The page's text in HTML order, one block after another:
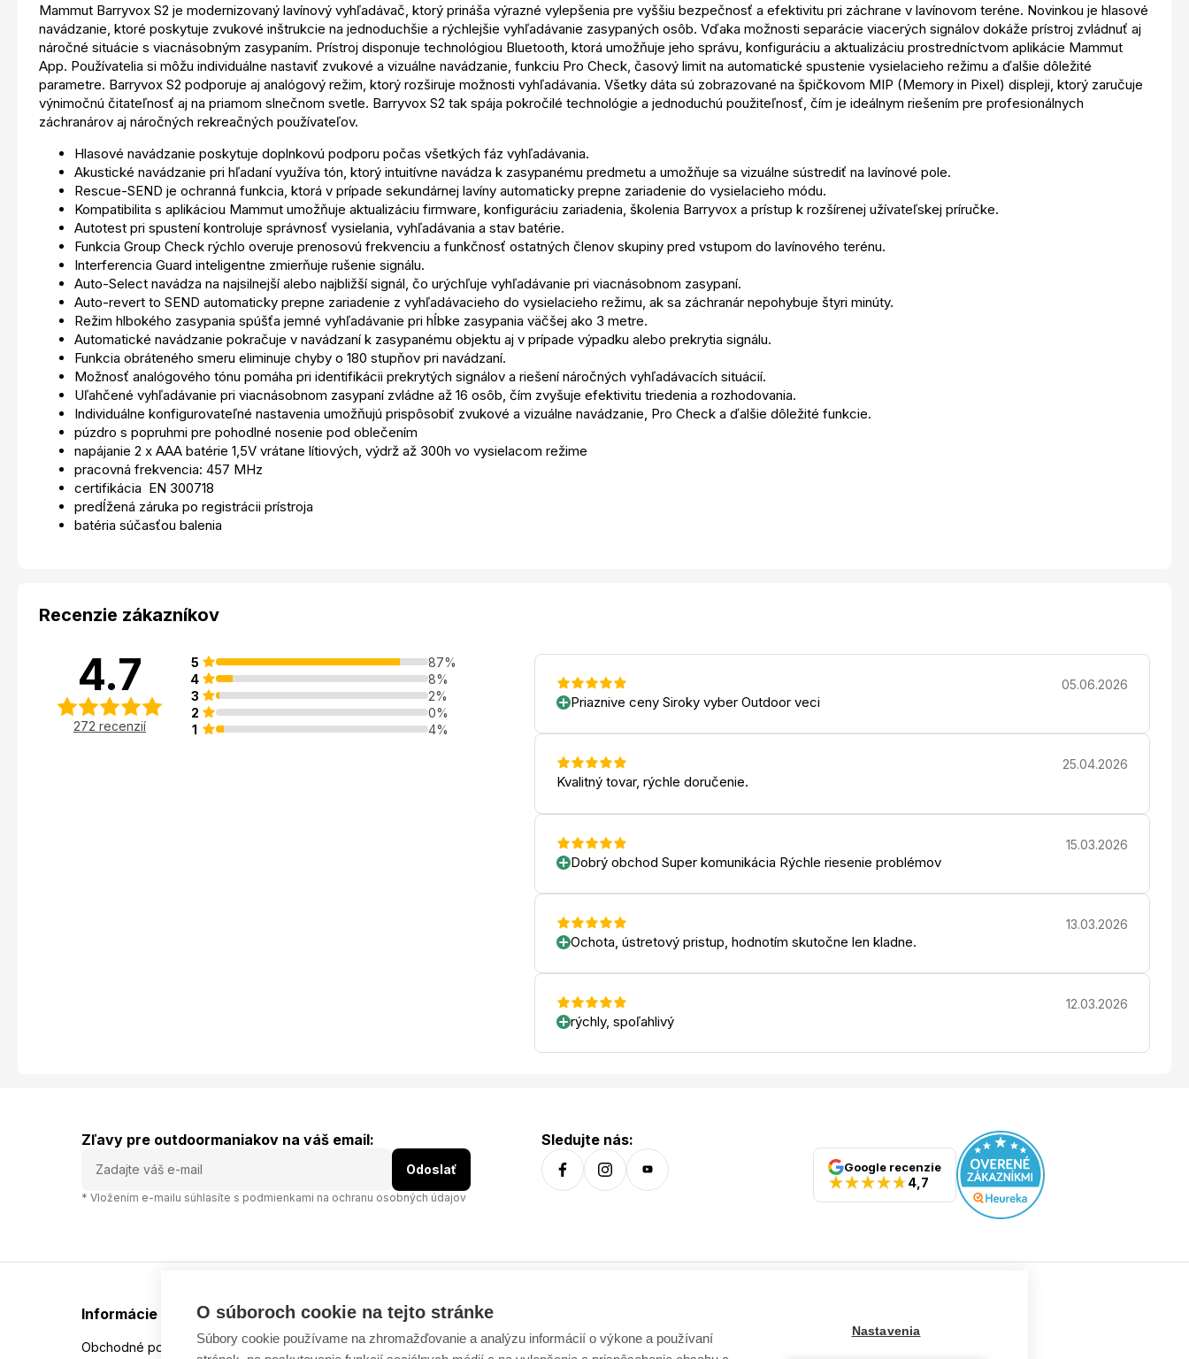
Mammut Barryvox S2 je modernizovaný lavínový vyhľadávač, ktorý prináša výrazné vylepšenia pre vyššiu bezpečnosť a efektivitu pri záchrane v lavínovom teréne. Novinkou je hlasové
navádzanie, ktoré poskytuje zvukové inštrukcie na jednoduchšie a rýchlejšie vyhľadávanie zasypaných osôb. Vďaka možnosti separácie viacerých signálov dokáže prístroj zvládnuť aj
náročné situácie s viacnásobným zasypaním. Prístroj disponuje technológiou Bluetooth, ktorá umožňuje jeho správu, konfiguráciu a aktualizáciu prostredníctvom aplikácie Mammut
App. Používatelia si môžu individuálne nastaviť zvukové a vizuálne navádzanie, funkciu Pro Check, časový limit na automatické spustenie vysielacieho režimu a ďalšie dôležité
parametre. Barryvox S2 podporuje aj analógový režim, ktorý rozširuje možnosti vyhľadávania. Všetky dáta sú zobrazované na špičkovom MIP (Memory in Pixel) displeji, ktorý zaručuje
výnimočnú čitateľnosť aj na priamom slnečnom svetle. Barryvox S2 tak spája pokročilé technológie a jednoduchú použiteľnosť, čím je ideálnym riešením pre profesionálnych
záchranárov aj náročných rekreačných používateľov.
Hlasové navádzanie poskytuje doplnkovú podporu počas všetkých fáz vyhľadávania.
Akustické navádzanie pri hľadaní využíva tón, ktorý intuitívne navádza k zasypanému predmetu a umožňuje sa vizuálne sústrediť na lavínové pole.
Rescue-SEND je ochranná funkcia, ktorá v prípade sekundárnej lavíny automaticky prepne zariadenie do vysielacieho módu.
Kompatibilita s aplikáciou Mammut umožňuje aktualizáciu firmware, konfiguráciu zariadenia, školenia Barryvox a prístup k rozšírenej užívateľskej príručke.
Autotest pri spustení kontroluje správnosť vysielania, vyhľadávania a stav batérie.
Funkcia Group Check rýchlo overuje prenosovú frekvenciu a funkčnosť ostatných členov skupiny pred vstupom do lavínového terénu.
Interferencia Guard inteligentne zmierňuje rušenie signálu.
Auto-Select navádza na najsilnejší alebo najbližší signál, čo urýchľuje vyhľadávanie pri viacnásobnom zasypaní.
Auto-revert to SEND automaticky prepne zariadenie z vyhľadávacieho do vysielacieho režimu, ak sa záchranár nepohybuje štyri minúty.
Režim hlbokého zasypania spúšťa jemné vyhľadávanie pri hĺbke zasypania väčšej ako 3 metre.
Automatické navádzanie pokračuje v navádzaní k zasypanému objektu aj v prípade výpadku alebo prekrytia signálu.
Funkcia obráteného smeru eliminuje chyby o 180 stupňov pri navádzaní.
Možnosť analógového tónu pomáha pri identifikácii prekrytých signálov a riešení náročných vyhľadávacích situácií.
Uľahčené vyhľadávanie pri viacnásobnom zasypaní zvládne až 16 osôb, čím zvyšuje efektivitu triedenia a rozhodovania.
Individuálne konfigurovateľné nastavenia umožňujú prispôsobiť zvukové a vizuálne navádzanie, Pro Check a ďalšie dôležité funkcie.
púzdro s popruhmi pre pohodlné nosenie pod oblečením
napájanie 2 x AAA batérie 1,5V vrátane lítiových, výdrž až 300h vo vysielacom režime
pracovná frekvencia: 457 MHz
certifikácia EN 300718
predĺžená záruka po registrácii prístroja
batéria súčasťou balenia
Recenzie zákazníkov
4.7
272 recenzií
5
87%
4
8%
3
2%
2
0%
1
4%
05.06.2026
Priaznive ceny Siroky vyber Outdoor veci
25.04.2026
Kvalitný tovar, rýchle doručenie.
15.03.2026
Dobrý obchod Super komunikácia Rýchle riesenie problémov
13.03.2026
Ochota, ústretový pristup, hodnotím skutočne len kladne.
12.03.2026
rýchly, spoľahlivý
Zľavy pre outdoormaniakov na váš email:
Odoslať
* Vložením e-mailu súhlasíte s podmienkami na ochranu osobných údajov
Sledujte nás:
Google recenzie
4,7
Informácie
Obchodné podmienky
Všetko o nákupe
Dostupnosť tovaru
O súboroch cookie na tejto stránke
Súbory cookie používame na zhromažďovanie a analýzu informácií o výkone a používaní
Nastavenia